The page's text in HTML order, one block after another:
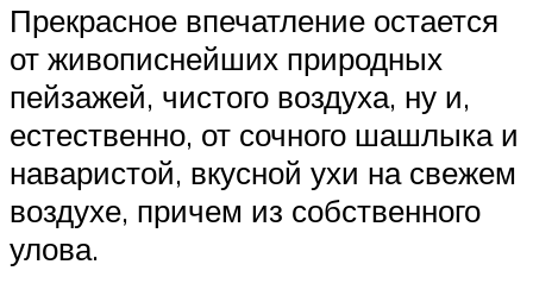
Прекрасное впечатление остается
от живописнейших природных
пейзажей, чистого воздуха, ну и,
естественно, от сочного шашлыка и
наваристой, вкусной ухи на свежем
воздухе, причем из собственного
улова.